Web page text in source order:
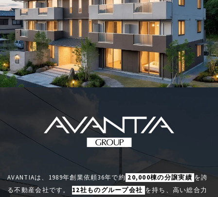
AVANTIAは、1989年創業依頼36年で約 20,000棟の分譲実績 を誇
る不動産会社です。
12社ものグループ会社 を持ち、高い総合力